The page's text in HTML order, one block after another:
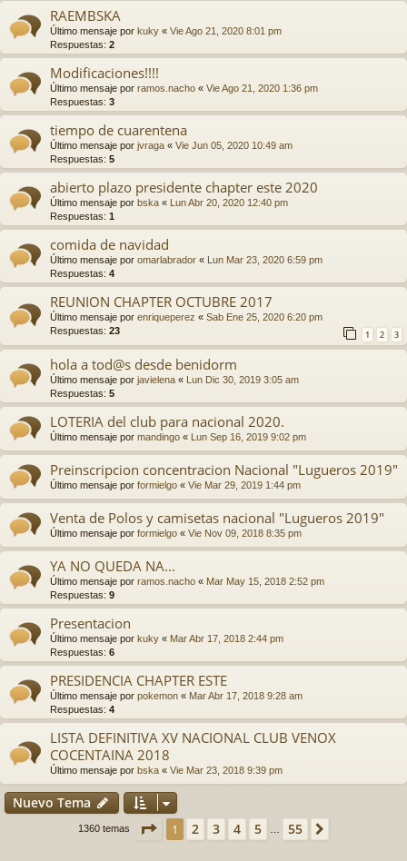
RAEMBSKA
Último mensaje por kuky « Vie Ago 21, 2020 8:01 pm
Respuestas: 2
Modificaciones!!!!
Último mensaje por ramos.nacho « Vie Ago 21, 2020 1:36 pm
Respuestas: 3
tiempo de cuarentena
Último mensaje por jvraga « Vie Jun 05, 2020 10:49 am
Respuestas: 5
abierto plazo presidente chapter este 2020
Último mensaje por bska « Lun Abr 20, 2020 12:40 pm
Respuestas: 1
comida de navidad
Último mensaje por omarlabrador « Lun Mar 23, 2020 6:59 pm
Respuestas: 4
REUNION CHAPTER OCTUBRE 2017
Último mensaje por enriqueperez « Sab Ene 25, 2020 6:20 pm
Respuestas: 23 1 2 3
hola a tod@s desde benidorm
Último mensaje por javielena «
Lun Dic 30, 2019 3:05 am
Respuestas: 5
LOTERIA del club para nacional 2020.
Último mensaje por mandingo « Lun Sep 16, 2019 9:02 pm
Preinscripcion concentracion Nacional "Lugueros 2019"
Último mensaje por formielgo « Vie Mar 29, 2019 1:44 pm
Venta de Polos y camisetas nacional "Lugueros 2019"
Último mensaje por formielgo « Vie Nov 09, 2018 8:35 pm
YA NO QUEDA NA...
Último mensaje por ramos.nacho « Mar May 15, 2018 2:52 pm
Respuestas: 9
Presentacion
Último mensaje por kuky « Mar Abr 17, 2018 2:44 pm
Respuestas: 6
PRESIDENCIA CHAPTER ESTE
Último mensaje por pokemon « Mar Abr 17, 2018 9:28 am
Respuestas: 4
LISTA DEFINITIVA XV NACIONAL CLUB VENOX
COCENTAINA 2018
Último mensaje por bska « Vie Mar 23, 2018 9:39 pm
Nuevo Tema
1360 temas Página de 55
1 2 3 4 5 55